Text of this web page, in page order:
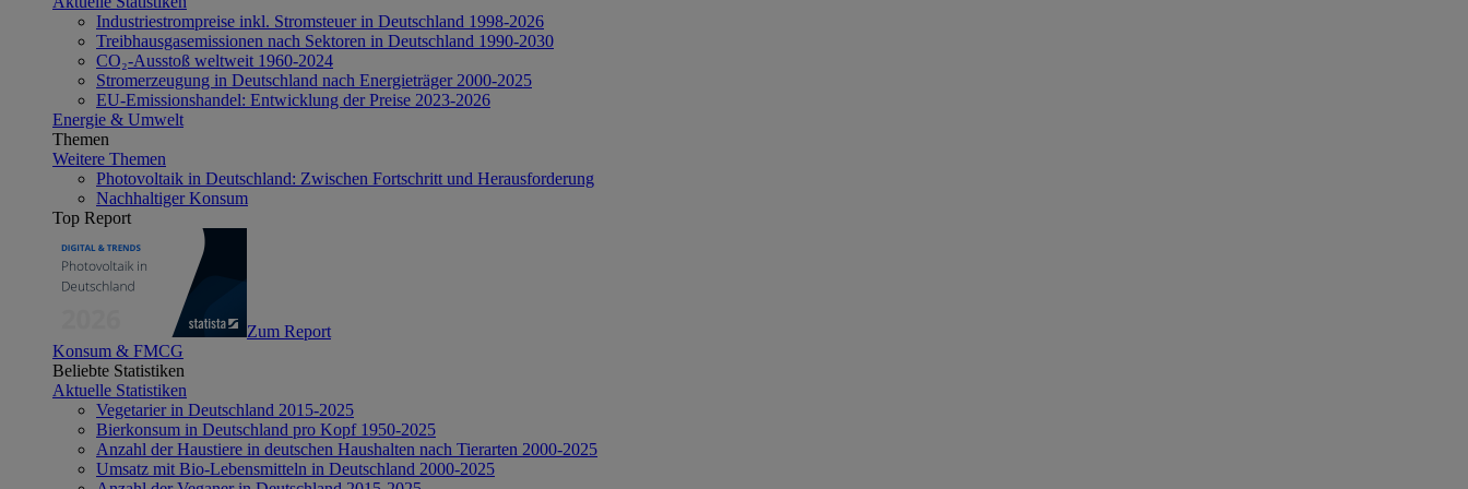
Industriestrompreise inkl. Stromsteuer in Deutschland 1998-2026
Treibhausgasemissionen nach Sektoren in Deutschland 1990-2030
CO₂-Ausstoß weltweit 1960-2024
Stromerzeugung in Deutschland nach Energieträger 2000-2025
EU-Emissionshandel: Entwicklung der Preise 2023-2026
Energie & Umwelt
Themen
Weitere Themen
Photovoltaik in Deutschland: Zwischen Fortschritt und Herausforderung
Nachhaltiger Konsum
Top Report
Zum Report
Konsum & FMCG
Beliebte Statistiken
Aktuelle Statistiken
Vegetarier in Deutschland 2015-2025
Bierkonsum in Deutschland pro Kopf 1950-2025
Anzahl der Haustiere in deutschen Haushalten nach Tierarten 2000-2025
Umsatz mit Bio-Lebensmitteln in Deutschland 2000-2025